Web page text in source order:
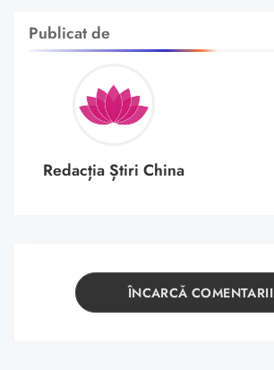
Publicat de
Redacția Știri China
ÎNCARCĂ COMENTARII